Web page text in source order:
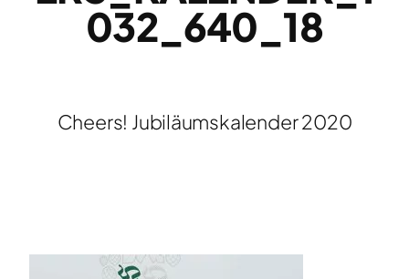
032_640_18
Cheers! Jubiläumskalender 2020